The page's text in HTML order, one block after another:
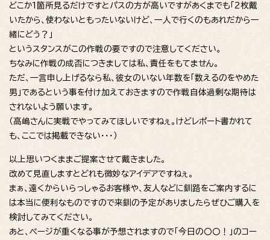
どこか1箇所見るだけですとパスの方が高いですがあくまでも「2枚戴
いたから、使わないともったいないけど、一人で行くのもあれだから一
緒にどう？」
というスタンスがこの作戦の要ですので注意してください。
ちなみに作戦の成否につきましては私、責任をもてません。
ただ、一言申し上げるなら私、彼女のいない年数を「数えるのをやめた
男」であるという事を付け加えておきますので作戦自体過剰な期待は
されないよう願います。
（高嶋さんに実戦でやってみてほしいですねぇ。けどレポート書かれて
も、ここでは掲載できない・・・）
以上思いつくままご提案させて戴きました。
改めて見直しますとどれも微妙なアイデアですねぇ。
まぁ、遠くからいらっしゃるお客様や、友人などに釧路をご案内するに
は本当に便利なものですので来釧の予定がありましたらぜひご購入を
検討してみてください。
あと、ページが重くなる事が予想されますので「今日の〇〇！」のコー